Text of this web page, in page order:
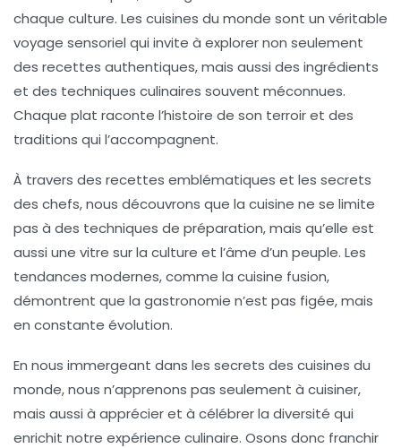
chaque culture. Les cuisines du monde sont un véritable
voyage sensoriel qui invite à explorer non seulement
des recettes authentiques, mais aussi des ingrédients
et des techniques culinaires souvent méconnues.
Chaque plat raconte l’histoire de son terroir et des
traditions qui l’accompagnent.
À travers des recettes emblématiques et les secrets
des chefs, nous découvrons que la cuisine ne se limite
pas à des techniques de préparation, mais qu’elle est
aussi une vitre sur la culture et l’âme d’un peuple. Les
tendances modernes, comme la cuisine fusion,
démontrent que la gastronomie n’est pas figée, mais
en constante évolution.
En nous immergeant dans les secrets des cuisines du
monde, nous n’apprenons pas seulement à cuisiner,
mais aussi à apprécier et à célébrer la diversité qui
enrichit notre expérience culinaire. Osons donc franchir